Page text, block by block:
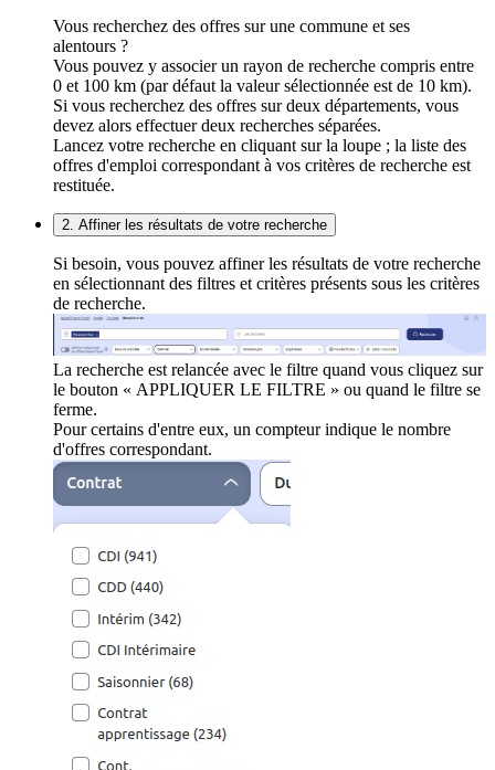
Vous recherchez des offres sur une commune et ses
alentours ?
Vous pouvez y associer un rayon de recherche compris entre
0 et 100 km (par défaut la valeur sélectionnée est de 10 km).
Si vous recherchez des offres sur deux départements, vous
devez alors effectuer deux recherches séparées.
Lancez votre recherche en cliquant sur la loupe ; la liste des
offres d'emploi correspondant à vos critères de recherche est
restituée.
2. Affiner les résultats de votre recherche
Si besoin, vous pouvez affiner les résultats de votre recherche
en sélectionnant des filtres et critères présents sous les critères
de recherche.
La recherche est relancée avec le filtre quand vous cliquez sur
le bouton « APPLIQUER LE FILTRE » ou quand le filtre se
ferme.
Pour certains d'entre eux, un compteur indique le nombre
d'offres correspondant.